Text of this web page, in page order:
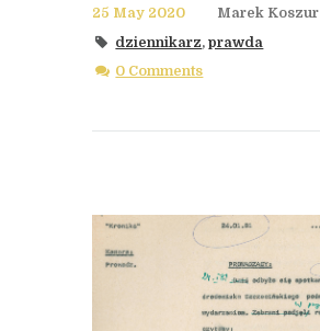
25 May 2020
Marek Koszur
dziennikarz,prawda
0 Comments